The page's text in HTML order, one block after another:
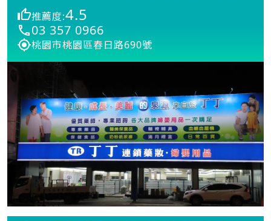
推薦度:4.5
03 357 0966
桃園市桃園區春日路690號